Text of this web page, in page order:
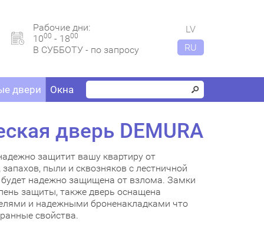
Рабочие дни:
1000 - 1800
В СУББОТУ - по запросу
LV
RU
двери Окна
дверь DEMURA
защитит вашу квартиру от
пыли и сквозняков с лестничной
надежно защищена от взлома. Замки
защиты, также дверь оснащена
и надежными броненакладками что
свойства.